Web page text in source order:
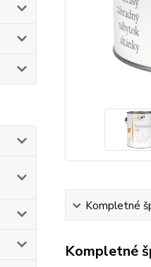
Kompletné
Kompletné